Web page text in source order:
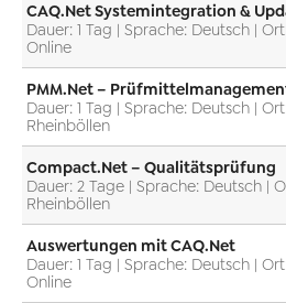
CAQ.Net Systemintegration &
Dauer: 1 Tag | Sprache: Deutsch |
Online
PMM.Net –
Dauer: 1 Tag | Sprache: Deutsch |
Rheinböllen
Compact.Net – Qualitätsprüfung
Dauer: 2 Tage | Sprache: Deutsch |
Rheinböllen
Auswertungen mit CAQ.Net
Dauer: 1 Tag | Sprache: Deutsch |
Online